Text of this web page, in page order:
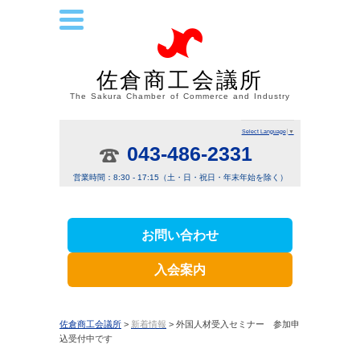
佐倉商工会議所
The Sakura Chamber of Commerce and Industry
Select Language ▼
043-486-2331
営業時間：8:30 - 17:15（土・日・祝日・年末年始を除く）
お問い合わせ
入会案内
佐倉商工会議所 > 新着情報 > 外国人材受入セミナー 参加申
込受付中です